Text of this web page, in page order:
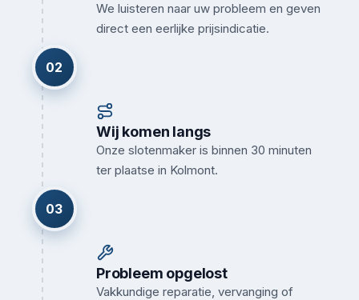
We luisteren naar uw probleem en geven
direct een eerlijke prijsindicatie.
02
Wij komen langs
Onze slotenmaker is binnen 30 minuten
ter plaatse in Kolmont.
03
Probleem opgelost
Vakkundige reparatie, vervanging of